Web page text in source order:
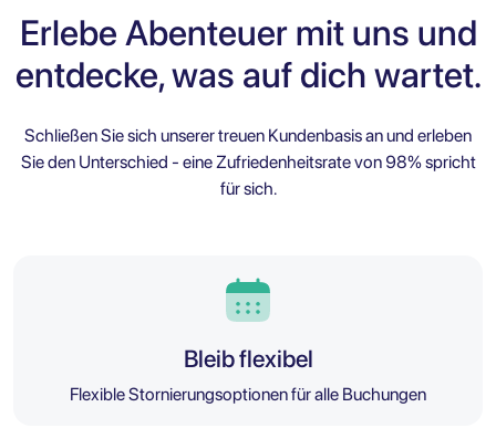
Erlebe Abenteuer mit uns und
entdecke, was auf dich wartet.
Schließen Sie sich unserer treuen Kundenbasis an und erleben
Sie den Unterschied - eine Zufriedenheitsrate von 98% spricht
für sich.
Bleib flexibel
Flexible Stornierungsoptionen für alle Buchungen